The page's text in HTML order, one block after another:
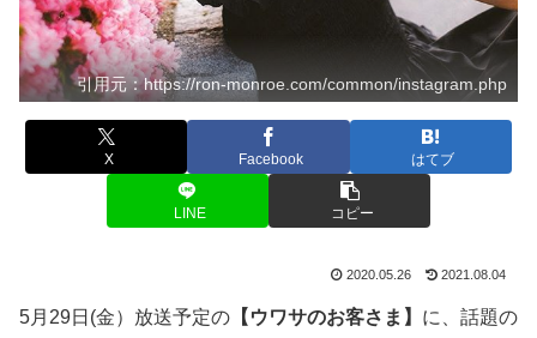
引用元：https://ron-monroe.com/common/instagram.php
X Facebook はてブ
LINE コピー
2020.05.26 2021.08.04
5月29日(金）放送予定の 【ウワサのお客さま】 に、話題の